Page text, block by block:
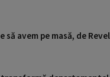
să avem pe masă, de